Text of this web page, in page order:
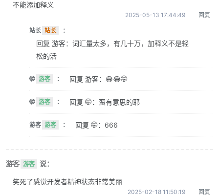
不能添加释义
2025-05-13 17:44:49 回复
站长 站长 ：
回复 游客：词汇量太多，有几十万，加释义不是轻
松的活
🤭 游客 ： 回复 游客：😅😂🤭
🤭 游客 ： 回复 🤭：蛮有意思的耶
游客 游客 ： 回复 🤭：666
游客 游客 说：
笑死了感觉开发者精神状态非常美丽
2025-02-18 11:50:19 回复